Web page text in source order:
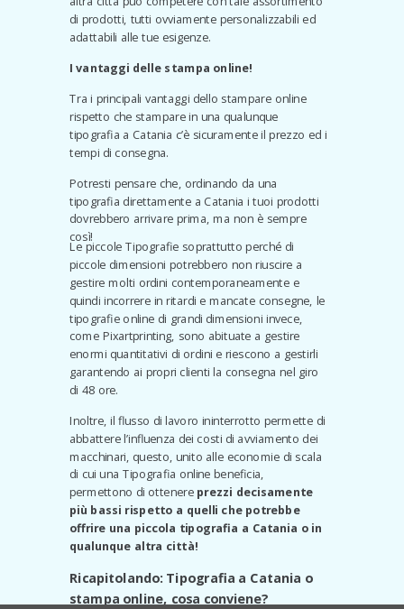
di prodotti, tutti ovviamente personalizzabili ed
adattabili alle tue esigenze.
I vantaggi delle stampa online!
Tra i principali vantaggi dello stampare online
rispetto che stampare in una qualunque
tipografia a Catania c’è sicuramente il prezzo ed i
tempi di consegna.
Potresti pensare che, ordinando da una
tipografia direttamente a Catania i tuoi prodotti
dovrebbero arrivare prima, ma non è sempre
così!
Le piccole Tipografie soprattutto perché di
piccole dimensioni potrebbero non riuscire a
gestire molti ordini contemporaneamente e
quindi incorrere in ritardi e mancate consegne, le
tipografie online di grandi dimensioni invece,
come Pixartprinting, sono abituate a gestire
enormi quantitativi di ordini e riescono a gestirli
garantendo ai propri clienti la consegna nel giro
di 48 ore.
Inoltre, il flusso di lavoro ininterrotto permette di
abbattere l’influenza dei costi di avviamento dei
macchinari, questo, unito alle economie di scala
di cui una Tipografia online beneficia,
permettono di ottenere prezzi decisamente
più bassi rispetto a quelli che potrebbe
offrire una piccola tipografia a Catania o in
qualunque altra città!
Ricapitolando: Tipografia a Catania o
stampa online, cosa conviene?